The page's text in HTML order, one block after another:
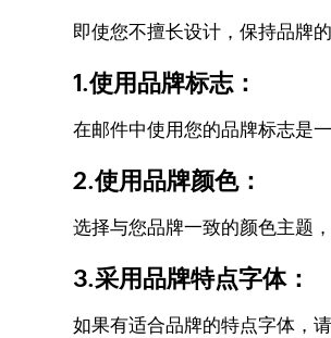
即使您不擅长设计，保持品牌
1.使用品牌标志：
在邮件中使用您的品牌标志是
2.使用品牌颜色：
选择与您品牌一致的颜色主题
3.采用品牌特点字体：
如果有适合品牌的特点字体，